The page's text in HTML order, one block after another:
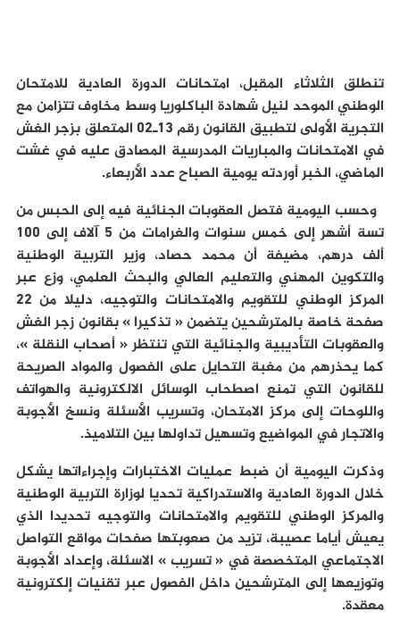
تنطلق الثلاثاء المقبل، امتحانات الدورة العادية للامتحان
الوطني الموحد لنيل شهادة الباكلوريا وسط مخاوف تتزامن مع
التجرية الأولى لتطبيق القانون رقم 13ـ02 المتعلق بزجر الغش
في الامتحانات والمباريات المدرسية المصادق عليه في غشت
الماضي، الخبر أوردته يومية الصباح عدد الأربعاء.
وحسب اليومية فتصل العقوبات الجنائية فيه إلى الحبس من
تسة أشهر إلى خمس سنوات والغرامات من 5 آلاف إلى 100
ألف درهم، مضيفة أن محمد حصاد، وزير التربية الوطنية
والتكوين المهني والتعليم العالي والبحث العلمي، وزع عبر
المركز الوطني للتقويم والامتحانات والتوجيه، دليلا من 22
صفحة خاصة بالمترشحين يتضمن « تذكيرا » بقانون زجر الغش
والعقوبات التأديبية والجنائية التي تنتظر « أصحاب النقلة »،
كما يحذرهم من مغبة التحايل على الفصول والمواد الصريحة
للقانون التي تمنع اصطحاب الوسائل الالكترونية والهواتف
واللوحات إلى مركز الامتحان، وتسريب الأسئلة ونسخ الأجوبة
والاتجار في المواضيع وتسهيل تداولها بين التلاميذ.
وذكرت اليومية أن ضبط عمليات الاختبارات وإجراءاتها يشكل
خلال الدورة العادية والاستدراكية تحديا لوزارة التربية الوطنية
والمركز الوطني للتقويم والامتحانات والتوجيه تحديدا الذي
يعيش أياما عصيبة، تزيد من صعوبتها صفحات مواقع التواصل
الاجتماعي المتخصصة في « تسريب » الاسئلة، وإعداد الأجوبة
وتوزيعها إلى المترشحين داخل الفصول عبر تقنيات إلكترونية
معقدة.